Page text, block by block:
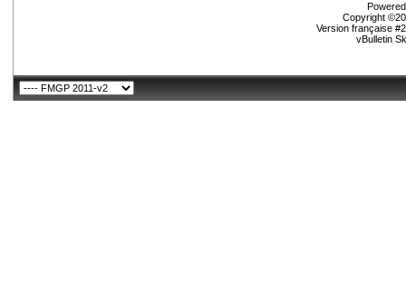
Copyright
Version française
vBulletin